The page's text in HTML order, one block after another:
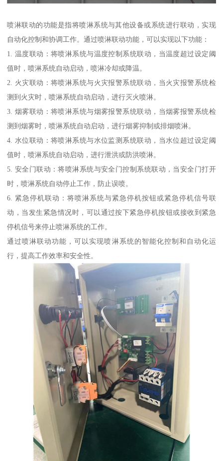
喷淋联动的功能是指将喷淋系统与其他设备或系统进行联动，实现
自动化控制和协调工作。通过喷淋联动功能，可以实现以下功能：
1. 温度联动：将喷淋系统与温度控制系统联动，当温度超过设定阈
值时，喷淋系统自动启动，喷淋冷却或降温。
2. 火灾联动：将喷淋系统与火灾报警系统联动，当火灾报警系统检
测到火灾时，喷淋系统自动启动，进行灭火喷淋。
3. 烟雾联动：将喷淋系统与烟雾报警系统联动，当烟雾报警系统检
测到烟雾时，喷淋系统自动启动，进行烟雾抑制或排烟喷淋。
4. 水位联动：将喷淋系统与水位监测系统联动，当水位超过设定阈
值时，喷淋系统自动启动，进行泄洪或防洪喷淋。
5. 安全门联动：将喷淋系统与安全门控制系统联动，当安全门打开
时，喷淋系统自动停止工作，防止误喷。
6. 紧急停机联动：将喷淋系统与紧急停机按钮或紧急停机信号联
动，当发生紧急情况时，可以通过按下紧急停机按钮或接收到紧急
停机信号来停止喷淋系统的工作。
通过喷淋联动功能，可以实现喷淋系统的智能化控制和自动化运
行，提高工作效率和安全性。